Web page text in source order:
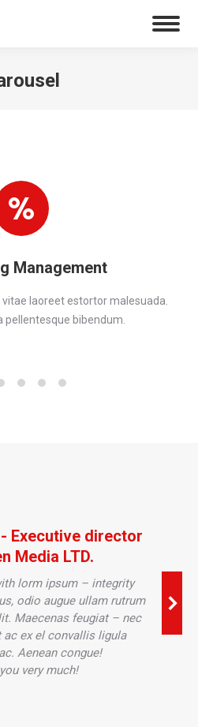
Management
laoreet estortor malesuada.
pellentesque bibendum.
Executive director
Media LTD.
lorm ipsum – integrity
odio augue ullam rutrum
Maecenas feugiat – nec
ac ex el convallis ligula
Aenean congue!
very much!